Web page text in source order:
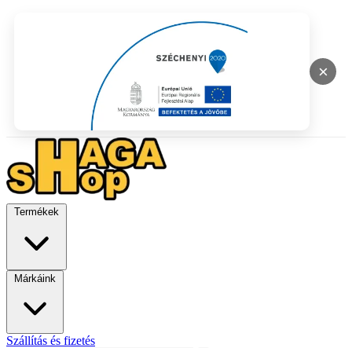
×
Termékek
Márkáink
Szállítás és fizetés